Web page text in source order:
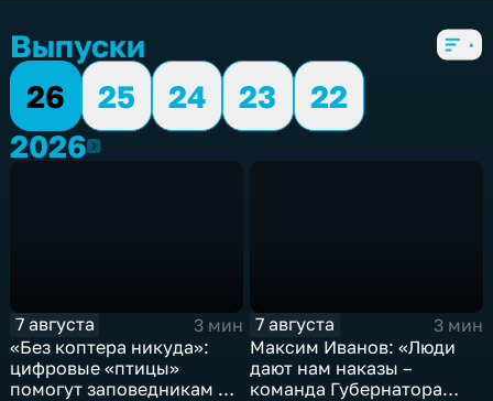
Выпуски
26
25 24 23
22
20262026
7 августа
3 мин
«Без коптера никуда»:
цифровые «птицы»
помогут заповедникам в
7 августа
3 мин
Максим Иванов: «Люди
дают нам наказы –
команда Губернатора